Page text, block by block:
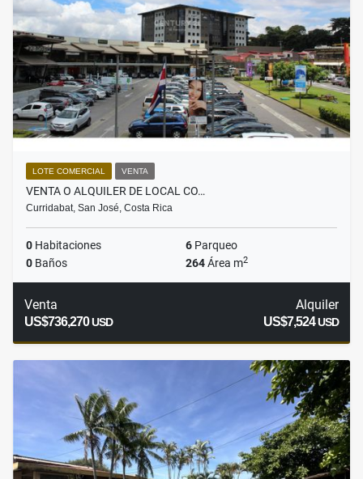
LOTE COMERCIAL VENTA
VENTA O ALQUILER DE LOCAL CO…
Curridabat, San José, Costa Rica
0 Habitaciones 6 Parqueo
0 Baños 264Área m2
Venta
US$736,270USD
Alquiler
US$7,524USD